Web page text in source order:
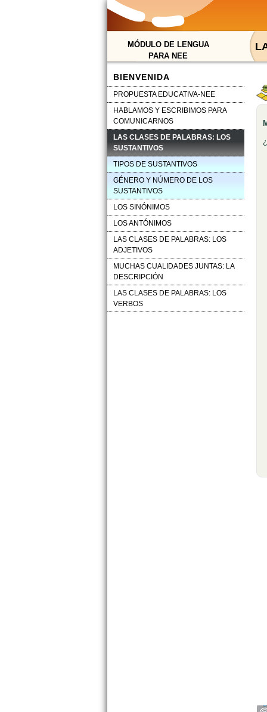
MÓDULO DE LENGUA
PARA NEE
BIENVENIDA
PROPUESTA EDUCATIVA-NEE
HABLAMOS Y ESCRIBIMOS PARA
COMUNICARNOS
LAS CLASES DE PALABRAS: LOS
SUSTANTIVOS
TIPOS DE SUSTANTIVOS
GÉNERO Y NÚMERO DE LOS
SUSTANTIVOS
LOS SINÓNIMOS
LOS ANTÓNIMOS
LAS CLASES DE PALABRAS: LOS
ADJETIVOS
MUCHAS CUALIDADES JUNTAS: LA
DESCRIPCIÓN
LAS CLASES DE PALABRAS: LOS
VERBOS